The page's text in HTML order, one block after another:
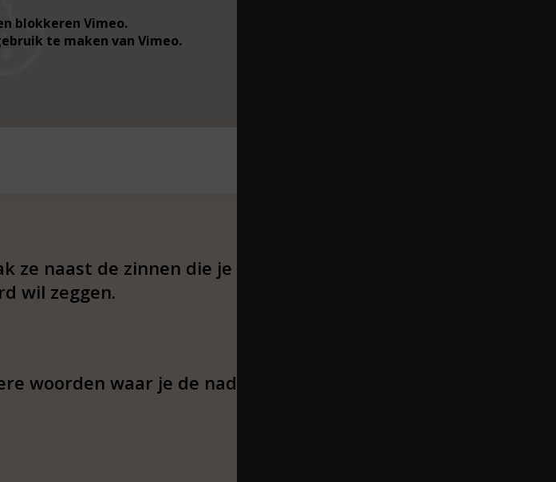
blokkeren Vimeo.
te maken van Vimeo.
ze naast de zinnen die je
wil zeggen.
woorden waar je de nadruk op